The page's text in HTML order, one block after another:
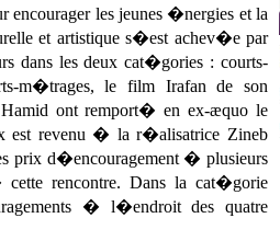
les jeunes �nergies et la
et artistique s�est achev�e par
dans les deux cat�gories : courts-
m�trages, le film Irafan de son
ont remport� en ex-æquo le
est revenu � la r�alisatrice Zineb
prix d�encouragement � plusieurs
rencontre. Dans la cat�gorie
� l�endroit des quatre